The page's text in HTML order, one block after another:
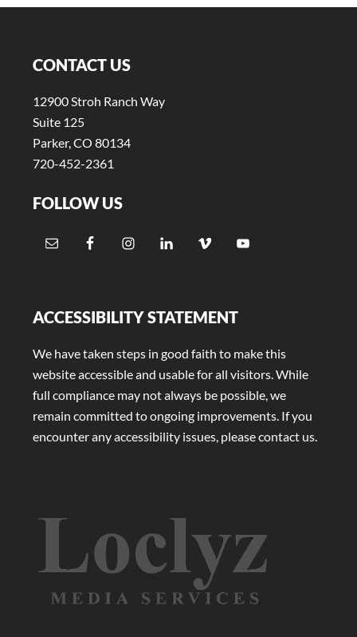
CONTACT US
12900 Stroh Ranch Way
Suite 125
Parker, CO 80134
720-452-2361
FOLLOW US
ACCESSIBILITY STATEMENT
We have taken steps in good faith to make this
website accessible and usable for all visitors. While
full compliance may not always be possible, we
remain committed to ongoing improvements. If you
encounter any accessibility issues, please contact us.